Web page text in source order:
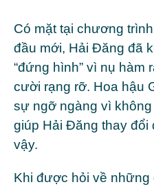
Có mặt tại chương
đầu mới, Hải Đăng đã
“đứng hình” vì nụ hàm
cười rạng rỡ. Hoa hậu
sự ngỡ ngàng vì
giúp Hải Đăng thay đổi
vậy.
Khi được hỏi về những